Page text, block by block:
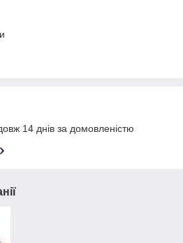
14 днів за домовленістю